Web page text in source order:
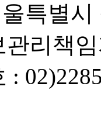
특별시
관리책
: